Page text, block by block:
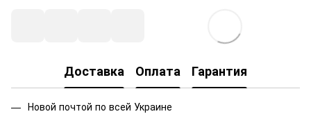
Доставка Оплата Гарантия
Новой почтой по всей Украине